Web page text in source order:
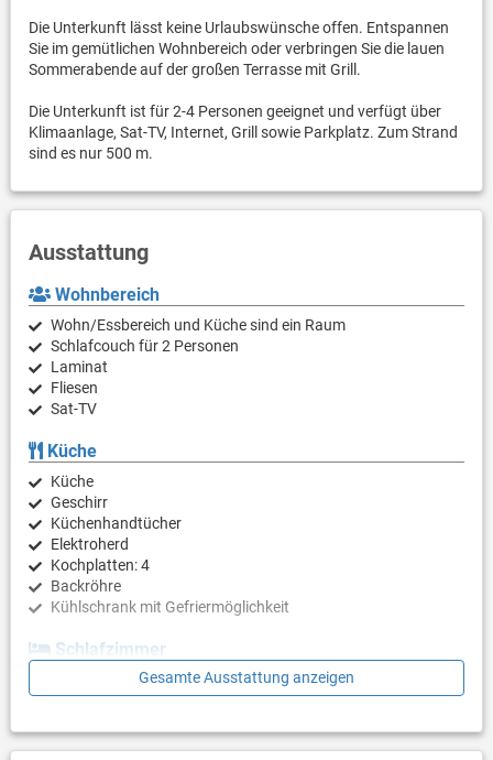
Die Unterkunft lässt keine Urlaubswünsche offen. Entspannen
Sie im gemütlichen Wohnbereich oder verbringen Sie die lauen
Sommerabende auf der großen Terrasse mit Grill.
Die Unterkunft ist für 2-4 Personen geeignet und verfügt über
Klimaanlage, Sat-TV, Internet, Grill sowie Parkplatz. Zum Strand
sind es nur 500 m.
Ausstattung
Wohnbereich
Wohn/Essbereich und Küche sind ein Raum
Schlafcouch für 2 Personen
Laminat
Fliesen
Sat-TV
Küche
Küche
Geschirr
Küchenhandtücher
Elektroherd
Kochplatten: 4
Backröhre
Kühlschrank mit Gefriermöglichkeit
Schlafzimmer
Schlafzimmer mit Doppelbett, Laminat
Bad mit WC, Dusche
Gesamte Ausstattung anzeigen